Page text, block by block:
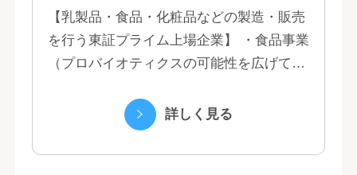
【乳製品・食品・化粧品などの製造・販売
を行う東証プライム上場企業】 ・食品事業
（プロバイオティクスの可能性を広げてい
る優れた機能性飲料） ・国際事業（40の
詳しく見る